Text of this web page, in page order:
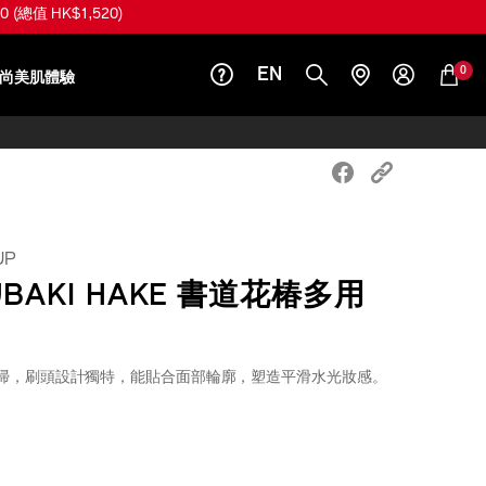
(總值 HK$1,520)
美肌體驗 EN 0
HAKE 書道花椿多用
，刷頭設計獨特，能貼合面部輪廓，塑造平滑水光妝感。